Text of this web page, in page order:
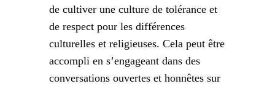
de cultiver une culture de tolérance et
de respect pour les différences
culturelles et religieuses. Cela peut être
accompli en s’engageant dans des
conversations ouvertes et honnêtes sur